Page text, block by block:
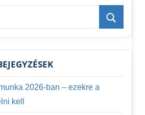
Search
2026-ban – ezekre a
kell